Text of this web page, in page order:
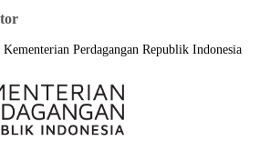
Perdagangan Republik Indonesia